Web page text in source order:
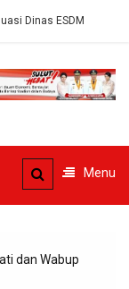
Menu
dan Wabup